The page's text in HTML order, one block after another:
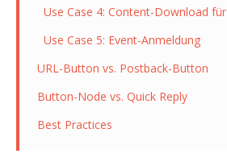
Use Case 4: Content-Download
Use Case 5: Event-Anmeldung
URL-Button vs. Postback-Button
Button-Node vs. Quick Reply
Best Practices